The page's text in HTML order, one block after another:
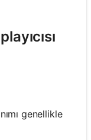
genellikle